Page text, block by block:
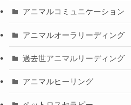
アニマルコミュニケーション
アニマルオーラリーディング
過去世アニマルリーディング
アニマルヒーリング